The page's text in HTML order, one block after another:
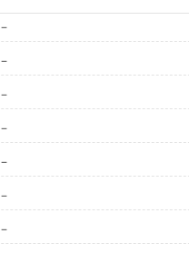
－
－
－
－
－
－
－